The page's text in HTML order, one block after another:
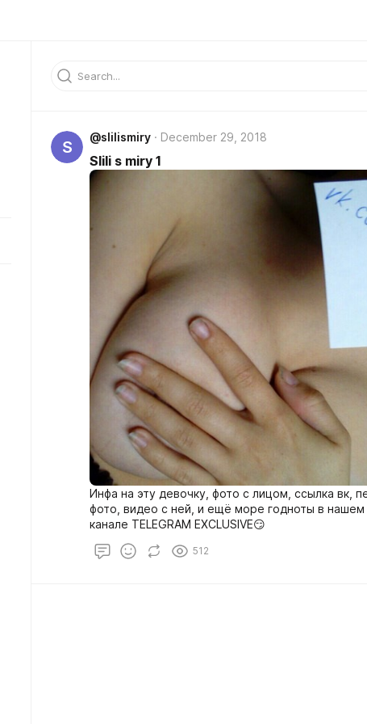
S
@slilismiry December 29, 2018
Slili s miry 1
Инфа на эту девочку, фото с лицом, ссылка вк,
фото, видео с ней, и ещё море годноты в нашем
канале TELEGRAM EXCLUSIVE😏
512